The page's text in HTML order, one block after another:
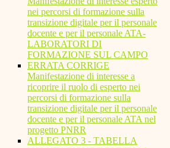
nei percorsi di formazione sulla
transizione digitale per il personale
docente e per il personale ATA-
LABORATORI DI
FORMAZIONE SUL CAMPO
ERRATA CORRIGE
Manifestazione di interesse a
ricoprire il ruolo di esperto nei
percorsi di formazione sulla
transizione digitale per il personale
docente e per il personale ATA nel
progetto PNRR
ALLEGATO 3 - TABELLA